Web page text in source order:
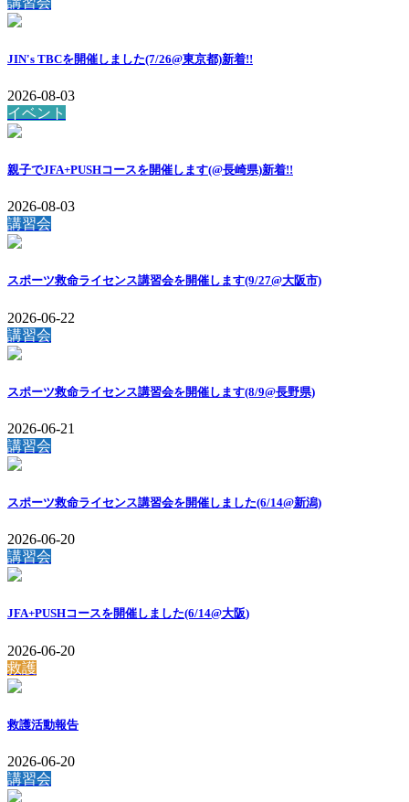
JIN's TBCを開催しました(7/26@東京都)新着!!
2026-08-03
イベント
親子でJFA+PUSHコースを開催します(@長崎県)新着!!
2026-08-03
講習会
スポーツ救命ライセンス講習会を開催します(9/27@大阪市)
2026-06-22
講習会
スポーツ救命ライセンス講習会を開催します(8/9@長野県)
2026-06-21
講習会
スポーツ救命ライセンス講習会を開催しました(6/14@新潟)
2026-06-20
講習会
JFA+PUSHコースを開催しました(6/14@大阪)
2026-06-20
救護
救護活動報告
2026-06-20
講習会